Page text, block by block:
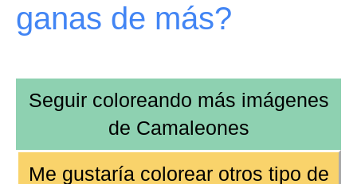
ganas de más?
Seguir coloreando más imágenes
de Camaleones
Me gustaría colorear otros tipo de